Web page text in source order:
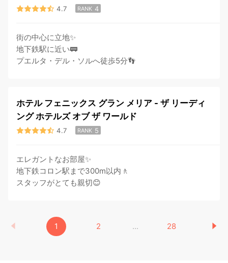
4.7 RANK 4
街の中心に立地✨
地下鉄駅に近い🚃
プエルタ・デル・ソルへ徒歩5分👣
ホテル フェニックス グラン メリア - ザ リーディ
ング ホテルズ オブ ザ ワールド
4.7 RANK 5
エレガントなお部屋✨
地下鉄コロン駅まで300m以内🚶
スタッフがとても親切😊
1 2 ... 28